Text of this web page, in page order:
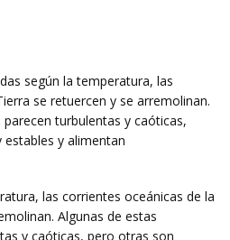
según la temperatura, las
se retuercen y se arremolinan.
turbulentas y caóticas,
y alimentan
las corrientes oceánicas de la
Algunas de estas
y caóticas, pero otras son